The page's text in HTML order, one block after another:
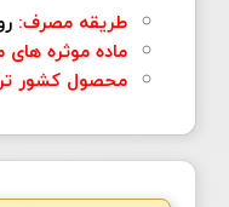
طریقه مصرف:
ماده موثره های
محصول کشور